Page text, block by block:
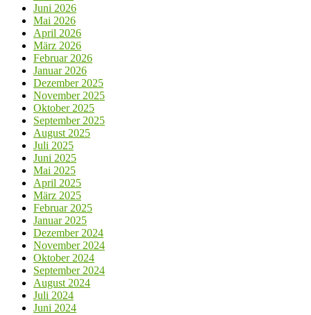
Juni 2026
Mai 2026
April 2026
März 2026
Februar 2026
Januar 2026
Dezember 2025
November 2025
Oktober 2025
September 2025
August 2025
Juli 2025
Juni 2025
Mai 2025
April 2025
März 2025
Februar 2025
Januar 2025
Dezember 2024
November 2024
Oktober 2024
September 2024
August 2024
Juli 2024
Juni 2024